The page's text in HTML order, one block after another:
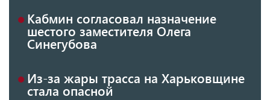
Кабмин согласовал назначение
шестого заместителя Олега
Синегубова
Из-за жары трасса на Харьковщине
стала опасной